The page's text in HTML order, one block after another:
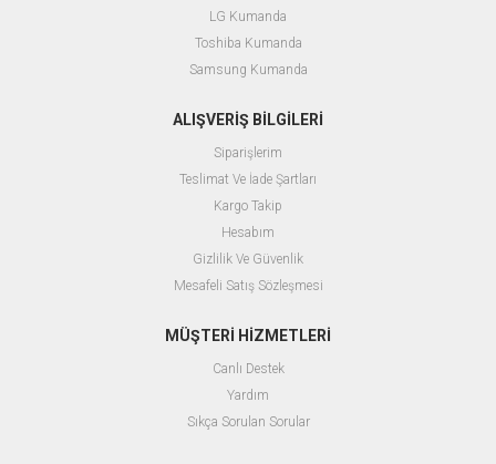
LG Kumanda
Toshiba Kumanda
Samsung Kumanda
ALIŞVERİŞ BİLGİLERİ
Siparişlerim
Teslimat Ve İade Şartları
Kargo Takip
Hesabım
Gizlilik Ve Güvenlik
Mesafeli Satış Sözleşmesi
MÜŞTERİ HİZMETLERİ
Canlı Destek
Yardım
Sıkça Sorulan Sorular